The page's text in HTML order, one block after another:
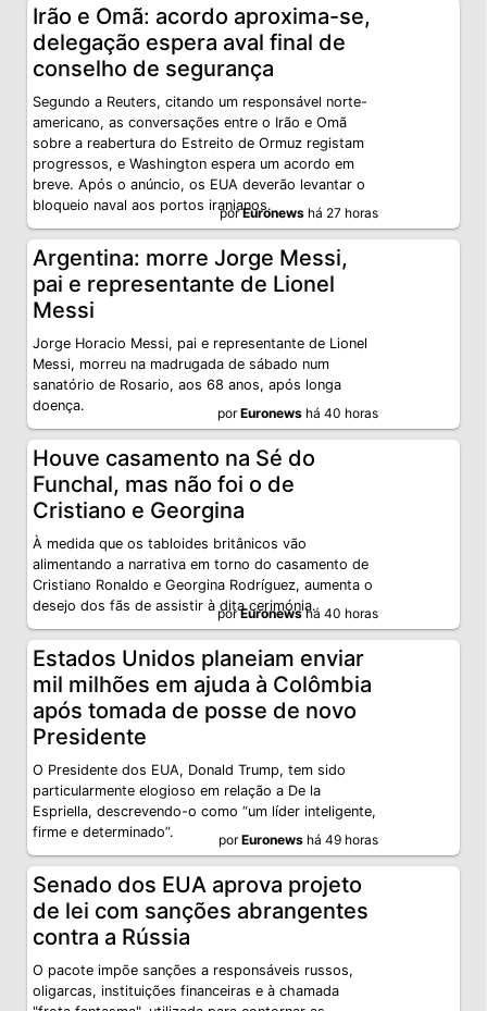
Irão e Omã: acordo aproxima-se,
delegação espera aval final de
conselho de segurança
Segundo a Reuters, citando um responsável norte-
americano, as conversações entre o Irão e Omã
sobre a reabertura do Estreito de Ormuz registam
progressos, e Washington espera um acordo em
breve. Após o anúncio, os EUA deverão levantar o
bloqueio naval aos portos iranianos.
porEuronews há 27 horas
Argentina: morre Jorge Messi,
pai e representante de Lionel
Messi
Jorge Horacio Messi, pai e representante de Lionel
Messi, morreu na madrugada de sábado num
sanatório de Rosario, aos 68 anos, após longa
doença.
porEuronews há 40 horas
Houve casamento na Sé do
Funchal, mas não foi o de
Cristiano e Georgina
À medida que os tabloides britânicos vão
alimentando a narrativa em torno do casamento de
Cristiano Ronaldo e Georgina Rodríguez, aumenta o
desejo dos fãs de assistir à dita cerimónia.
porEuronewshá 40 horas
Estados Unidos planeiam enviar
mil milhões em ajuda à Colômbia
após tomada de posse de novo
Presidente
O Presidente dos EUA, Donald Trump, tem sido
particularmente elogioso em relação a De la
Espriella, descrevendo-o como “um líder inteligente,
firme e determinado”.
porEuronews há 49 horas
Senado dos EUA aprova projeto
de lei com sanções abrangentes
contra a Rússia
O pacote impõe sanções a responsáveis russos,
oligarcas, instituições financeiras e à chamada